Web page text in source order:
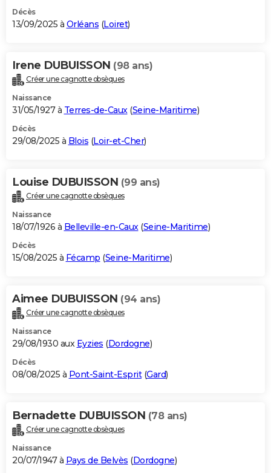
Décès
13/09/2025 à Orléans (Loiret)
Irene DUBUISSON (98 ans)
Créer une cagnotte obsèques
Naissance
31/05/1927 à Terres-de-Caux(Seine-Maritime)
Décès
29/08/2025 à Blois (Loir-et-Cher)
Louise DUBUISSON (99 ans)
Créer une cagnotte obsèques
Naissance
18/07/1926 à Belleville-en-Caux(Seine-Maritime)
Décès
15/08/2025 à Fécamp (Seine-Maritime)
Aimee DUBUISSON (94 ans)
Créer une cagnotte obsèques
Naissance
29/08/1930 aux Eyzies (Dordogne)
Décès
08/08/2025 à Pont-Saint-Esprit(Gard)
Bernadette DUBUISSON (78 ans)
Créer une cagnotte obsèques
Naissance
20/07/1947 à Pays de Belvès (Dordogne)